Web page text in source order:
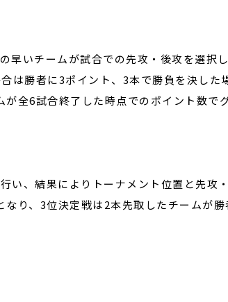
早いチームが試合での先攻・後攻を選択
は勝者に3ポイント、3本で勝負を決した
全6試合終了した時点でのポイント数で
い、結果によりトーナメント位置と先攻
り、3位決定戦は2本先取したチームが勝